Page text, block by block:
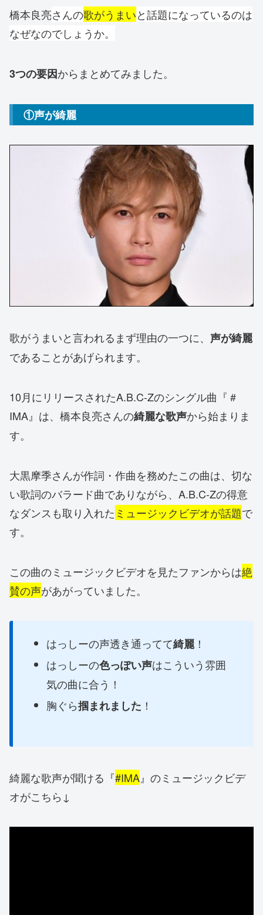
橋本良亮さんの歌がうまいと話題になっているのは
なぜなのでしょうか。
3つの要因からまとめてみました。
①声が綺麗
歌がうまいと言われるまず理由の一つに、 声が綺麗
であることがあげられます。
10月にリリースされたA.B.C-Zのシングル曲『＃
IMA』は、橋本良亮さんの綺麗な歌声から始まりま
す。
大黒摩季さんが作詞・作曲を務めたこの曲は、切な
い歌詞のバラード曲でありながら、A.B.C-Zの得意
なダンスも取り入れた ミュージックビデオが話題で
す。
この曲のミュージックビデオを見たファンからは絶
賛の声があがっていました。
はっしーの声透き通ってて綺麗！
はっしーの色っぽい声はこういう雰囲
気の曲に合う！
胸ぐら掴まれました ！
綺麗な歌声が聞ける『#IMA』のミュージックビデ
オがこちら↓